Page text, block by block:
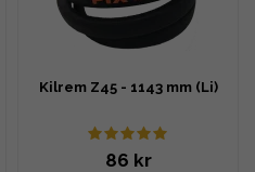
Kilrem Z45 - 1143 mm (Li)
86 kr